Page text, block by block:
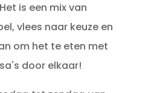
is een mix van
vlees naar keuze en
om het te eten met
door elkaar!